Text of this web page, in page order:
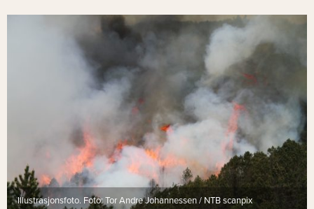
Illustrasjonsfoto. Foto: Tor Andre Johannessen / NTB scanpix